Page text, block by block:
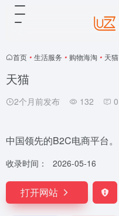
首页 • 生活服务 • 购物海淘 • 天猫
天猫
2个月前发布 132 0
中国领先的B2C电商平台。
收录时间： 2026-05-16
打开网站